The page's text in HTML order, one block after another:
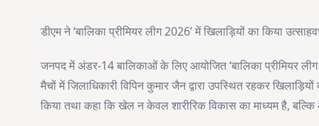
डीएम ने ‘बालिका प्रीमियर लीग 2026’ में खिलाड़ियों का किया
जनपद में अंडर-14 बालिकाओं के लिए आयोजित ‘बालिका प्रीमियर
मैचों में जिलाधिकारी विपिन कुमार जैन द्वारा उपस्थित रहकर
किया तथा कहा कि खेल न केवल शारीरिक विकास का माध्यम है,